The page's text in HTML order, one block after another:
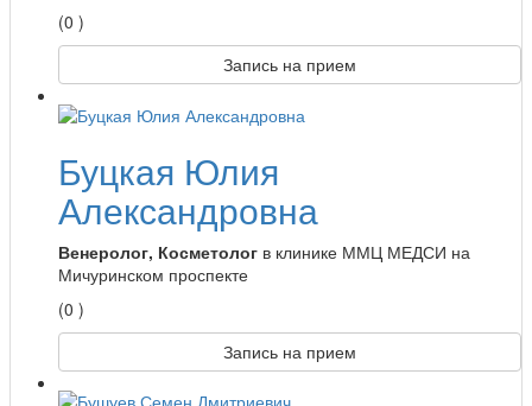
(0 )
Запись на прием
Буцкая Юлия
Александровна
Венеролог, Косметолог в клинике ММЦ МЕДСИ на
Мичуринском проспекте
(0 )
Запись на прием